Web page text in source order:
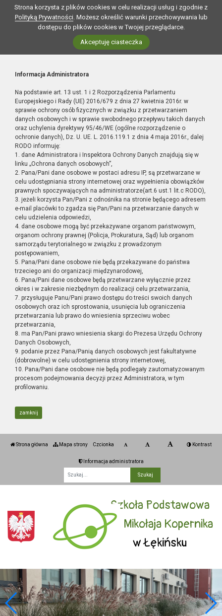
Strona korzysta z plików cookies w celu realizacji usług i zgodnie z
Polityką Prywatności. Możesz określić warunki przechowywania lub
dostępu do plików cookies w Twojej przeglądarce.
Akceptuję ciasteczka
Informacja Administratora
Na podstawie art. 13 ust. 1 i 2 Rozporządzenia Parlamentu
Europejskiego i Rady (UE) 2016/679 z dnia 27 kwietnia 2016r. w
sprawie ochrony osób fizycznych w związku z przetwarzaniem
danych osobowych i w sprawie swobodnego przepływu takich danych
oraz uchylenia dyrektywy 95/46/WE (ogólne rozporządzenie o
ochronie danych), Dz. U. UE. L. 2016.119.1 z dnia 4 maja 2016r., dalej
RODO informuję:
1. dane Administratora i Inspektora Ochrony Danych znajdują się w
linku „Ochrona danych osobowych”,
2. Pana/Pani dane osobowe w postaci adresu IP, są przetwarzane w
celu udostępniania strony internetowej oraz wypełnienia obowiązków
prawnych spoczywających na administratorze(art.6 ust.1 lit.c RODO),
3. jeżeli korzysta Pan/Pani z odnośnika na stronie będącego adresem
e-mail placówki to zgadza się Pan/Pani na przetwarzanie danych w
celu udzielenia odpowiedzi,
4. dane osobowe mogą być przekazywane organom państwowym,
organom ochrony prawnej (Policja, Prokuratura, Sąd) lub organom
samorządu terytorialnego w związku z prowadzonym
postępowaniem,
5. Pana/Pani dane osobowe nie będą przekazywane do państwa
trzeciego ani do organizacji międzynarodowej,
6. Pana/Pani dane osobowe będą przetwarzane wyłącznie przez
okres i w zakresie niezbędnym do realizacji celu przetwarzania,
7. przysługuje Panu/Pani prawo dostępu do treści swoich danych
osobowych oraz ich sprostowania, usunięcia lub ograniczenia
przetwarzania lub prawo do wniesienia sprzeciwu wobec
przetwarzania,
8. ma Pan/Pani prawo wniesienia skargi do Prezesa Urzędu Ochrony
Danych Osobowych,
9. podanie przez Pana/Panią danych osobowych jest fakultatywne
(dobrowolne) w celu udostępnienia strony internetowej,
10. Pana/Pani dane osobowe nie będą podlegały zautomatyzowanym
procesom podejmowania decyzji przez Administratora, w tym
profilowaniu.
zamknij
Strona główna Mapa strony Czcionka Kontrast
Informacja administratora
Szkoła Podstawowa
im. Mikołaja Kopernika
w Łękińsku